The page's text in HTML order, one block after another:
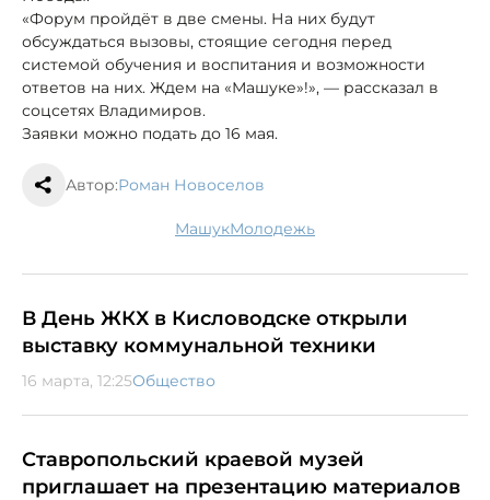
«Форум пройдёт в две смены. На них будут
обсуждаться вызовы, стоящие сегодня перед
системой обучения и воспитания и возможности
ответов на них. Ждем на «Машуке»!», — рассказал в
соцсетях Владимиров.
Заявки можно подать до 16 мая.
Автор:Роман Новоселов
Машук молодежь
В День ЖКХ в Кисловодске открыли
выставку коммунальной техники
16 марта, 12:25Общество
Ставропольский краевой музей
приглашает на презентацию материалов